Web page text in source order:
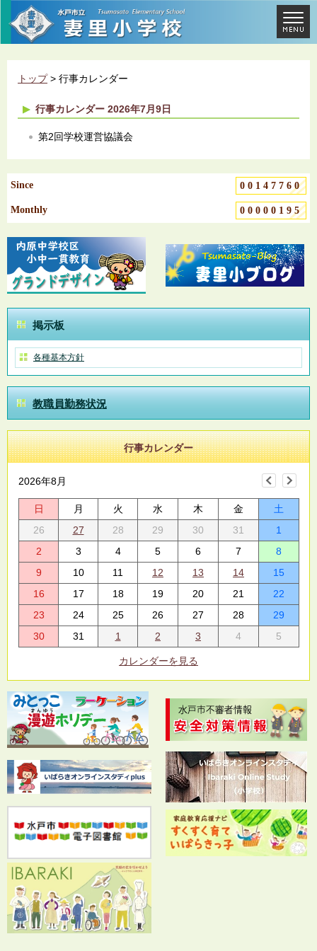
Since 00147760
Monthly 00000195
掲示板
各種基本方針
教職員勤務状況
行事カレンダー
2026年8月
日 月 火 水 木 金
土
26
27 28 29 30 31
1
2
3 4 5 6 7
8
9
10 11 12 13 14
15
16
17 18 19 20 21
22
23
24 25 26 27 28
29
30
31 1 2 3 4 5
カレンダーを見る
トップ> 行事カレンダー
行事カレンダー 2026年7月9日
第2回学校運営協議会